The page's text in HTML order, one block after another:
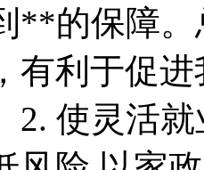
**的保障
有利于促
2. 使灵活